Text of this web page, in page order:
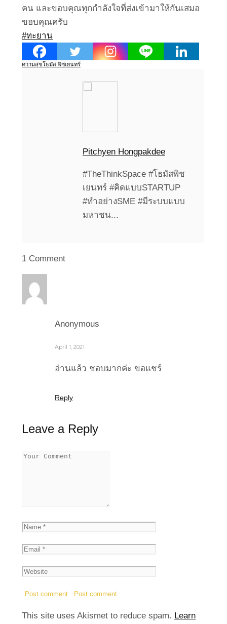
คน และขอบคุณทุกกำลังใจที่ส่งเข้ามาให้กันเสมอ
ขอบคุณครับ
#ทะยาน
ความสุขโธมัส พิชเยนทร์
Pitchyen Hongpakdee
#TheThinkSpace #โธมัสพิช
เยนทร์ #คิดแบบSTARTUP
#ทำอย่างSME #มีระบบแบบ
มหาชน...
1 Comment
Anonymous
April 1, 2021
อ่านแล้ว ชอบมากค่ะ ขอแชร์
Reply
Leave a Reply
This site uses Akismet to reduce spam. Learn